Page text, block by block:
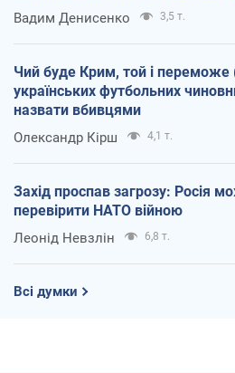
Вадим Денисенко 3,5 т.
Чий буде Крим, той і переможе
українських футбольних
назвати вбивцями
Олександр Кірш 4,1 т.
Захід проспав загрозу: Росія
перевірити НАТО війною
Леонід Невзлін 6,8 т.
Всі думки